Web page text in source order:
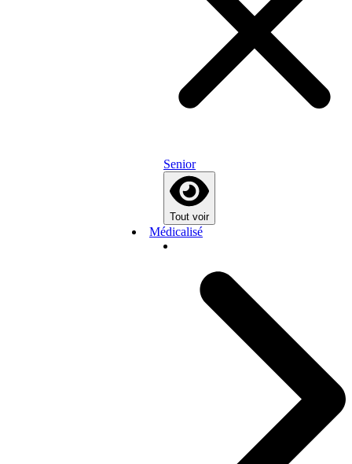
Senior
Tout voir
Médicalisé